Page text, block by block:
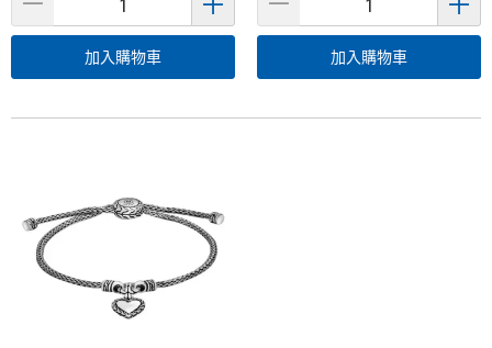
加入購物車 加入購物車